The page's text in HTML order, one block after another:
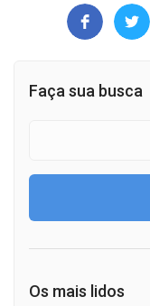
Faça sua busca
Os mais lidos